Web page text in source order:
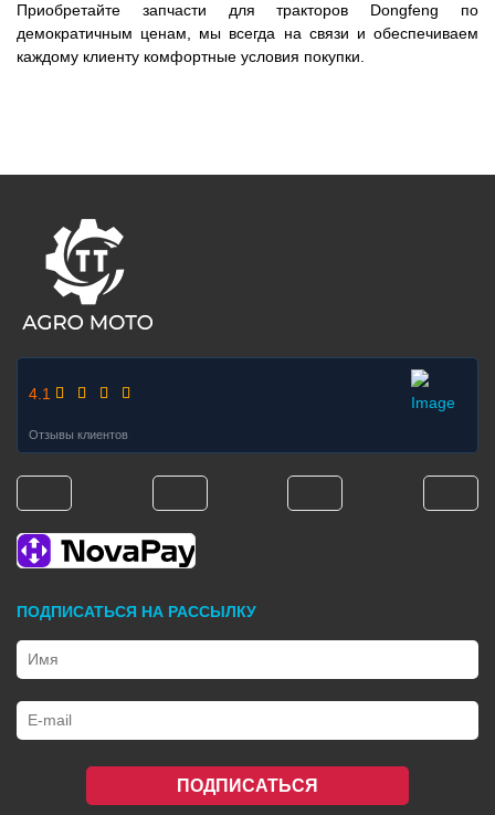
Приобретайте запчасти для тракторов Dongfeng по
демократичным ценам, мы всегда на связи и обеспечиваем
каждому клиенту комфортные условия покупки.
4.1
Отзывы клиентов
ПОДПИСАТЬСЯ НА РАССЫЛКУ
ПОДПИСАТЬСЯ